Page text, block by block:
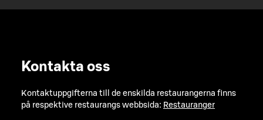
Kontakta oss
Kontaktuppgifterna till de enskilda restaurangerna finns
på respektive restaurangs webbsida: Restauranger